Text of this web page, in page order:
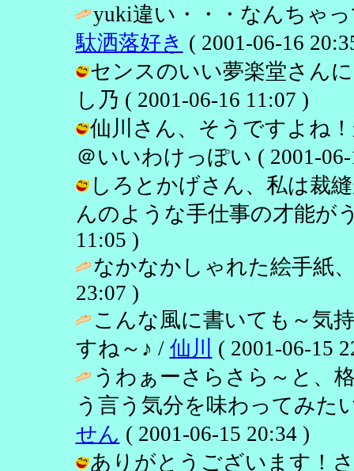
yuki違い・・・なんちゃ
駄洒落好き ( 2001-06-16
センスのいい夢楽堂さん
し乃 ( 2001-06-16 11:07 )
仙川さん、そうですよね
＠いいわけっぽい ( 2001-06-
しろとかげさん、私は裁
んのような手仕事の才能が
11:05 )
なかなかしゃれた絵手紙
23:07 )
こんな風に書いても～気
すね～♪ / 仙川
( 2001-06-15
うわぁーさらさら～と、
う言う気分を味わってみた
せん ( 2001-06-15 20:34 )
ありがとうございます！